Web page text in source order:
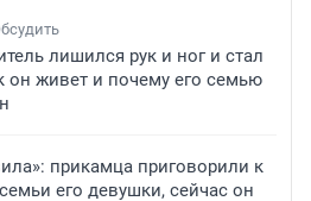
лишился рук и ног и стал
он живет и почему его семью
прикамца приговорили к
его девушки, сейчас он